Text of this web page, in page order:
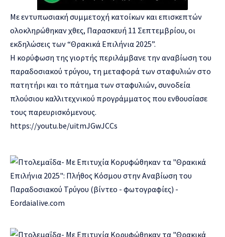
Με εντυπωσιακή συμμετοχή κατοίκων και επισκεπτών
ολοκληρώθηκαν χθες, Παρασκευή 11 Σεπτεμβρίου, οι
εκδηλώσεις των “Θρακικά Επιλήνια 2025”.
Η κορύφωση της γιορτής περιλάμβανε την αναβίωση του
παραδοσιακού τρύγου, τη μεταφορά των σταφυλιών στο
πατητήρι και το πάτημα των σταφυλιών, συνοδεία
πλούσιου καλλιτεχνικού προγράμματος που ενθουσίασε
τους παρευρισκόμενους.
https://youtu.be/uitmJGwJCCs